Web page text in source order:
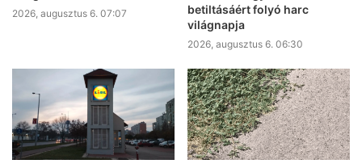
2026, augusztus 6. 07:07
betiltásáért folyó harc
világnapja
2026, augusztus 6. 06:30